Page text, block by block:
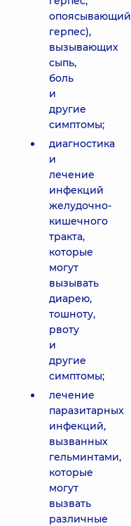
опоясывающий
герпес),
вызывающих
сыпь,
боль
и
другие
симптомы;
диагностика
и
лечение
инфекций
желудочно-
кишечного
тракта,
которые
могут
вызывать
диарею,
тошноту,
рвоту
и
другие
симптомы;
лечение
паразитарных
инфекций,
вызванных
гельминтами,
которые
могут
вызвать
различные